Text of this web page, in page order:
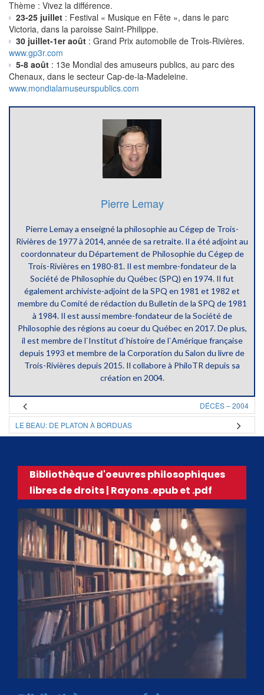
Thème : Vivez la différence.
23-25 juillet : Festival « Musique en Fête », dans le parc
Victoria, dans la paroisse Saint-Philippe.
30 juillet-1er août : Grand Prix automobile de Trois-Rivières.
www.gp3r.com
5-8 août : 13e Mondial des amuseurs publics, au parc des
Chenaux, dans le secteur Cap-de-la-Madeleine.
www.mondialamuseurspublics.com
Pierre Lemay
Pierre Lemay a enseigné la philosophie au Cégep de Trois-
Rivières de 1977 à 2014, année de sa retraite. Il a été adjoint au
coordonnateur du Département de Philosophie du Cégep de
Trois-Rivières en 1980-81. Il est membre-fondateur de la
Société de Philosophie du Québec (SPQ) en 1974. Il fut
également archiviste-adjoint de la SPQ en 1981 et 1982 et
membre du Comité de rédaction du Bulletin de la SPQ de 1981
à 1984. Il est aussi membre-fondateur de la Société de
Philosophie des régions au coeur du Québec en 2017. De plus,
il est membre de l`Institut d`histoire de l`Amérique française
depuis 1993 et membre de la Corporation du Salon du livre de
Trois-Rivières depuis 2015. Il collabore à PhiloTR depuis sa
création en 2004.
DÉCÈS – 2004
LE BEAU: DE PLATON À BORDUAS
Bibliothèque d'oeuvres philosophiques
libres de droits | Rayons .epub et .pdf